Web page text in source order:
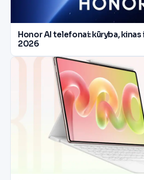
Honor AI telefonai: kūryba, kinas
2026